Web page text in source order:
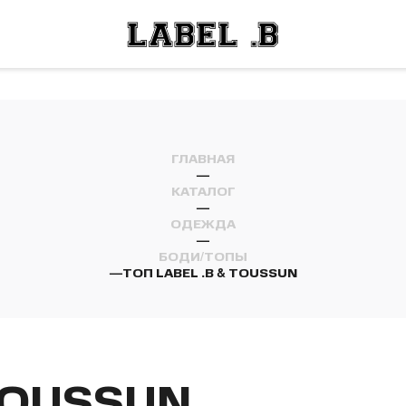
ГЛАВНАЯ
—
КАТАЛОГ
—
ОДЕЖДА
—
БОДИ/ТОПЫ
—ТОП LABEL .B & TOUSSUN